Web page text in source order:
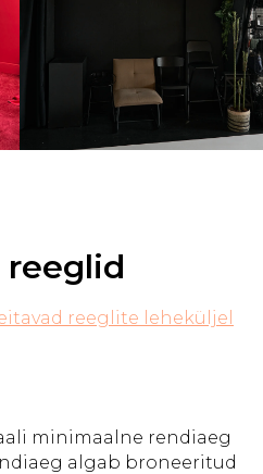
reeglite leheküljel
minimaalne rendiaeg
algab broneeritud